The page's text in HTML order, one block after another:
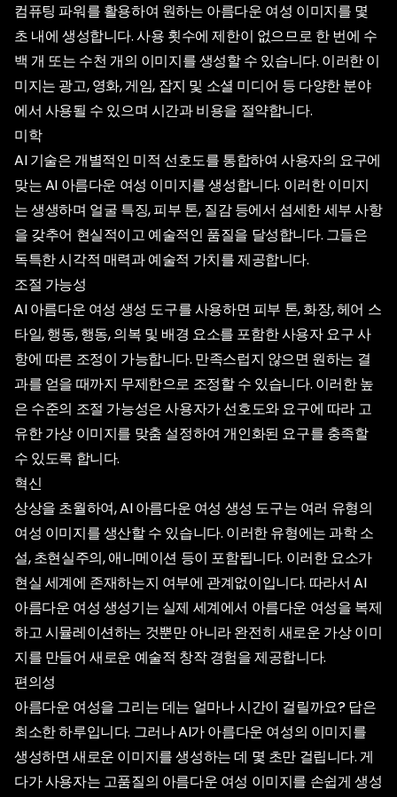
컴퓨팅 파워를 활용하여 원하는 아름다운 여성 이미지를 몇
초 내에 생성합니다. 사용 횟수에 제한이 없으므로 한 번에 수
백 개 또는 수천 개의 이미지를 생성할 수 있습니다. 이러한 이
미지는 광고, 영화, 게임, 잡지 및 소셜 미디어 등 다양한 분야
에서 사용될 수 있으며 시간과 비용을 절약합니다.
미학
AI 기술은 개별적인 미적 선호도를 통합하여 사용자의 요구에
맞는 AI 아름다운 여성 이미지를 생성합니다. 이러한 이미지
는 생생하며 얼굴 특징, 피부 톤, 질감 등에서 섬세한 세부 사항
을 갖추어 현실적이고 예술적인 품질을 달성합니다. 그들은
독특한 시각적 매력과 예술적 가치를 제공합니다.
조절 가능성
AI 아름다운 여성 생성 도구를 사용하면 피부 톤, 화장, 헤어 스
타일, 행동, 행동, 의복 및 배경 요소를 포함한 사용자 요구 사
항에 따른 조정이 가능합니다. 만족스럽지 않으면 원하는 결
과를 얻을 때까지 무제한으로 조정할 수 있습니다. 이러한 높
은 수준의 조절 가능성은 사용자가 선호도와 요구에 따라 고
유한 가상 이미지를 맞춤 설정하여 개인화된 요구를 충족할
수 있도록 합니다.
혁신
상상을 초월하여, AI 아름다운 여성 생성 도구는 여러 유형의
여성 이미지를 생산할 수 있습니다. 이러한 유형에는 과학 소
설, 초현실주의, 애니메이션 등이 포함됩니다. 이러한 요소가
현실 세계에 존재하는지 여부에 관계없이입니다. 따라서 AI
아름다운 여성 생성기는 실제 세계에서 아름다운 여성을 복제
하고 시뮬레이션하는 것뿐만 아니라 완전히 새로운 가상 이미
지를 만들어 새로운 예술적 창작 경험을 제공합니다.
편의성
아름다운 여성을 그리는 데는 얼마나 시간이 걸릴까요? 답은
최소한 하루입니다. 그러나 AI가 아름다운 여성의 이미지를
생성하면 새로운 이미지를 생성하는 데 몇 초만 걸립니다. 게
다가 사용자는 고품질의 아름다운 여성 이미지를 손쉽게 생성